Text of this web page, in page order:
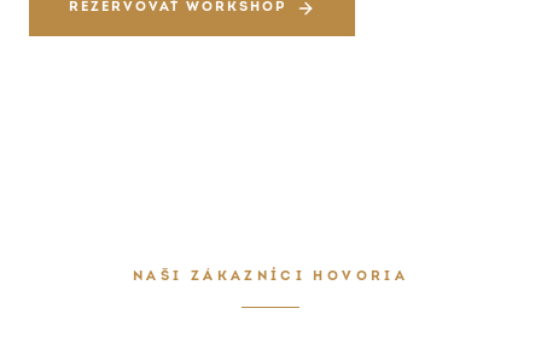
REZERVOVAŤ WORKSHOP
NAŠI ZÁKAZNÍCI HOVORIA